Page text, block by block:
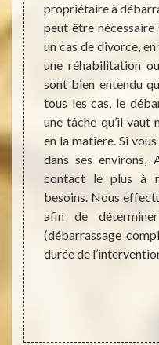
de
faire
de
cas
ou
en
propriétaire à
peut être
un cas de divorce,
une réhabilitation
sont bien entendu
tous les cas, le
une tâche qu’il vaut
en la matière. Si
dans ses environs,
contact le plus à
besoins. Nous
afin de
(débarrassage
durée de